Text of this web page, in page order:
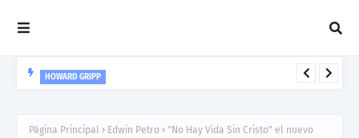
HOWARD GRIPP
Página Principal Edwin Petro
"No Hay Vida Sin Cristo" el nuevo